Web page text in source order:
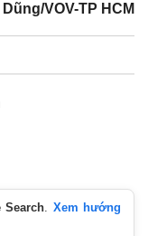
VOV-TP HCM
Search. Xem hướng